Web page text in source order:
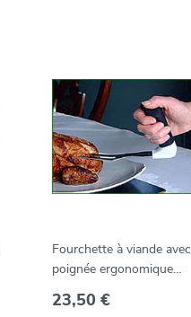
Fourchette à viande avec
poignée ergonomique
23,50 €